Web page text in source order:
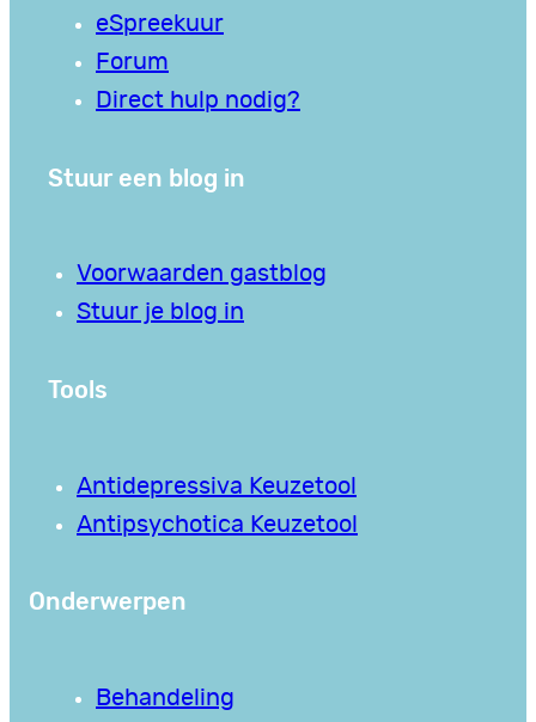
eSpreekuur
Forum
Direct hulp nodig?
Stuur een blog in
Voorwaarden gastblog
Stuur je blog in
Tools
Antidepressiva Keuzetool
Antipsychotica Keuzetool
Onderwerpen
Behandeling